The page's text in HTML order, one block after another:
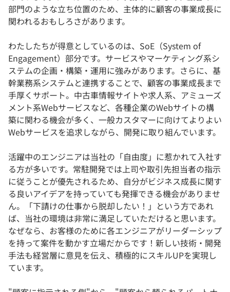
部門のような立ち位置のため、主体的に顧客の事業成長に
関われるおもしろさがあります。
わたしたちが得意としているのは、SoE（System of
Engagement）部分です。サービスやマーケティング系シ
ステムの企画・構築・運用に強みがあります。さらに、基
幹業務系システムと連携することで、顧客の事業成長まで
手厚くサポート。中古車情報サイトや求人系、アミューズ
メント系Webサービスなど、各種企業のWebサイトの構
築に関わる機会が多く、一般カスタマーに向けてよりよい
Webサービスを追求しながら、開発に取り組んでいます。
活躍中のエンジニアは当社の「自由度」に惹かれて入社す
る方が多いです。常駐開発では上司や取引先担当者の指示
に従うことが優先されるため、自分がビジネス成長に関す
る良いアイデアを持っていても発揮できる機会がありませ
ん。「下請けの仕事から脱却したい！」という方であれ
ば、当社の環境は非常に満足していただけると思います。
なぜなら、お客様のために各エンジニアがリーダーシップ
を持って案件を動かす立場だからです！新しい技術・開発
手法も経営層に意見を伝え、積極的にスキルUPを実現し
ています。